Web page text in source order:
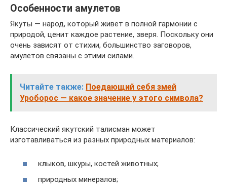
Особенности амулетов
Якуты — народ, который живет в полной гармонии с
природой, ценит каждое растение, зверя. Поскольку они
очень зависят от стихии, большинство заговоров,
амулетов связаны с этими силами.
Читайте также: Поедающий себя змей
Уроборос — какое значение у этого символа?
Классический якутский талисман может
изготавливаться из разных природных материалов:
клыков, шкуры, костей животных;
природных минералов;